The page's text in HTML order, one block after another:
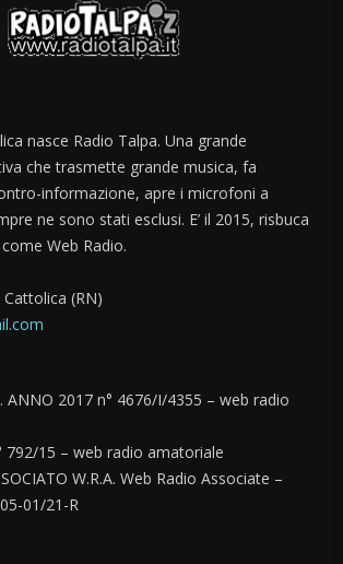
nasce Radio Talpa. Una grande
che trasmette grande musica, fa
informazione, apre i microfoni a
ne sono stati esclusi. E’ il 2015, risbuca
Web Radio.
(RN)
ANNO 2017 n° 4676/I/4355 – web radio
792/15 – web radio amatoriale
W.R.A. Web Radio Associate –
01/21-R